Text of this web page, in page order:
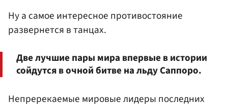
Ну а самое интересное противостояние
развернется в танцах.
Две лучшие пары мира впервые в истории
сойдутся в очной битве на льду Саппоро.
Непререкаемые мировые лидеры последних